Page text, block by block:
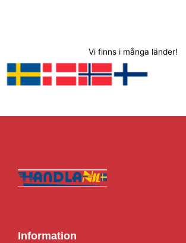
Vi finns i många länder!
Information